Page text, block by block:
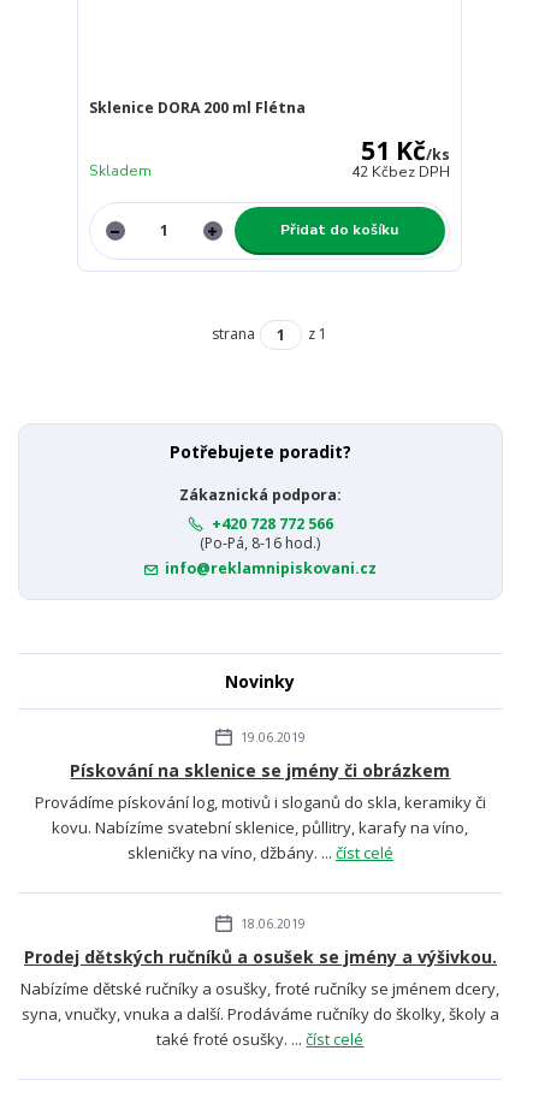
Sklenice DORA 200 ml Flétna
51 Kč/ks
42 Kčbez DPH
Skladem
Přidat do košíku
strana z 1
Potřebujete poradit?
Zákaznická podpora:
+420 728 772 566
(Po-Pá, 8-16 hod.)
info@reklamnipiskovani.cz
Novinky
19.06.2019
Pískování na sklenice se jmény či obrázkem
Provádíme pískování log, motivů i sloganů do skla, keramiky či
kovu. Nabízíme svatební sklenice, půllitry, karafy na víno,
skleničky na víno, džbány. ... číst celé
18.06.2019
Prodej dětských ručníků a osušek se jmény a výšivkou.
Nabízíme dětské ručníky a osušky, froté ručníky se jménem dcery,
syna, vnučky, vnuka a další. Prodáváme ručníky do školky, školy a
také froté osušky. ...číst celé